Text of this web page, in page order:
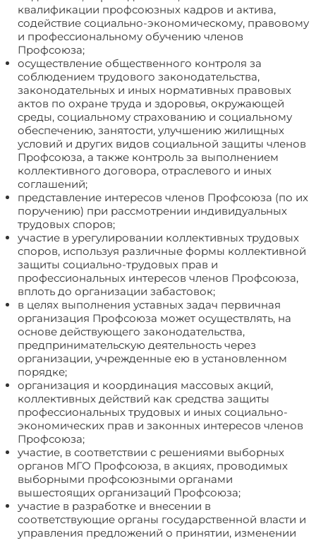
квалификации профсоюзных кадров и актива,
содействие социально-экономическому, правовому
и профессиональному обучению членов
Профсоюза;
осуществление общественного контроля за
соблюдением трудового законодательства,
законодательных и иных нормативных правовых
актов по охране труда и здоровья, окружающей
среды, социальному страхованию и социальному
обеспечению, занятости, улучшению жилищных
условий и других видов социальной защиты членов
Профсоюза, а также контроль за выполнением
коллективного договора, отраслевого и иных
соглашений;
представление интересов членов Профсоюза (по их
поручению) при рассмотрении индивидуальных
трудовых споров;
участие в урегулировании коллективных трудовых
споров, используя различные формы коллективной
защиты социально-трудовых прав и
профессиональных интересов членов Профсоюза,
вплоть до организации забастовок;
в целях выполнения уставных задач первичная
организация Профсоюза может осуществлять, на
основе действующего законодательства,
предпринимательскую деятельность через
организации, учрежденные ею в установленном
порядке;
организация и координация массовых акций,
коллективных действий как средства защиты
профессиональных трудовых и иных социально-
экономических прав и законных интересов членов
Профсоюза;
участие, в соответствии с решениями выборных
органов МГО Профсоюза, в акциях, проводимых
выборными профсоюзными органами
вышестоящих организаций Профсоюза;
участие в разработке и внесении в
соответствующие органы государственной власти и
управления предложений о принятии, изменении